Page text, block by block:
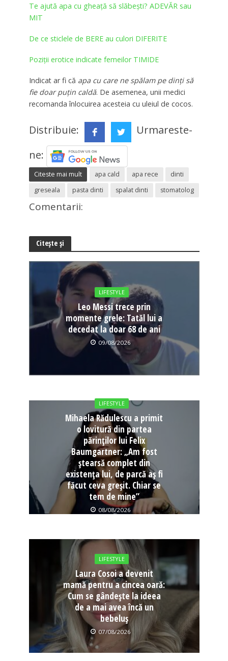
Te ajută apa cu gheață să slăbești? ADEVĂR sau
MIT
De ce sticlele de BERE au culori DIFERITE
Poziţii erotice indicate femeilor TIMIDE
Indicat ar fi că apa cu care ne spălam pe dinți să
fie doar puțin caldă. De asemenea, unii medici
recomanda înlocuirea acesteia cu uleiul de cocos.
Distribuie:
Urmareste-
ne:
Citeste mai mult apa cald apa rece
dinti
greseala
pasta dinti spalat dinti stomatolog
Comentarii:
Citește și
LIFESTYLE
Leo Messi trece prin
momente grele: Tatăl lui a
decedat la doar 68 de ani
09/08/2026
LIFESTYLE
Mihaela Rădulescu a primit
o lovitură din partea
părinților lui Felix
Baumgartner: „Am fost
ștearsă complet din
existența lui, de parcă aș fi
făcut ceva greșit. Chiar se
tem de mine”
08/08/2026
LIFESTYLE
Laura Cosoi a devenit
mamă pentru a cincea oară:
Cum se gândește la ideea
de a mai avea încă un
bebeluș
07/08/2026